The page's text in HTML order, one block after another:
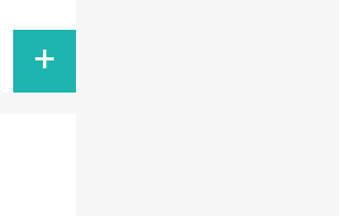
+